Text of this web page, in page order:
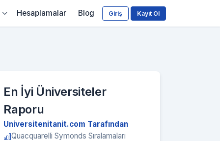
Giriş Kayıt Ol
Hesaplamalar Blog
En İyi Üniversiteler
Raporu
Universitenitanit.com Tarafından
Quacquarelli Symonds Sıralamaları